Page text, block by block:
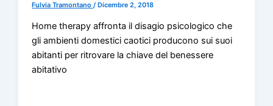
Fulvia Tramontano/Dicembre 2, 2018
Home therapy affronta il disagio psicologico che
gli ambienti domestici caotici producono sui suoi
abitanti per ritrovare la chiave del benessere
abitativo